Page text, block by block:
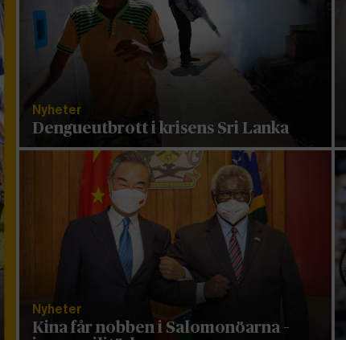
Nyheter
Dengueutbrott i krisens Sri Lanka
Nyheter
Kina får nobben i Salomonöarna –